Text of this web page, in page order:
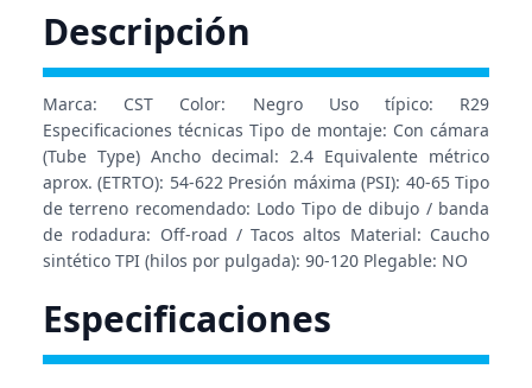
Descripción
Marca: CST Color: Negro Uso típico: R29
Especificaciones técnicas Tipo de montaje: Con cámara
(Tube Type) Ancho decimal: 2.4 Equivalente métrico
aprox. (ETRTO): 54-622 Presión máxima (PSI): 40-65 Tipo
de terreno recomendado: Lodo Tipo de dibujo / banda
de rodadura: Off-road / Tacos altos Material: Caucho
sintético TPI (hilos por pulgada): 90-120 Plegable: NO
Especificaciones